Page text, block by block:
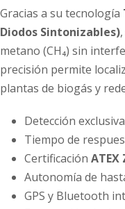
Gracias a su tecnología
Diodos Sintonizables)
metano (CH₄) sin
precisión permite
plantas de biogás y
Detección
Tiempo de
Certificación ATEX
Autonomía de
GPS y Bluetooth